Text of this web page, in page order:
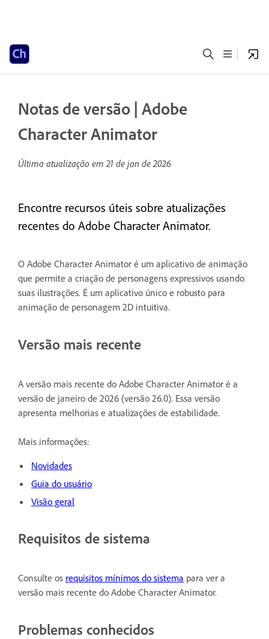
Notas de versão | Adobe
Character Animator
Última atualização em21 de jan de 2026
Encontre recursos úteis sobre atualizações
recentes do Adobe Character Animator.
O Adobe Character Animator é um aplicativo de animação
que permite a criação de personagens expressivos usando
suas ilustrações. É um aplicativo único e robusto para
animação de personagem 2D intuitiva.
Versão mais recente
A versão mais recente do Adobe Character Animator é a
versão de janeiro de 2026 (versão 26.0). Essa versão
apresenta melhorias e atualizações de estabilidade.
Mais informações:
Novidades
Guia do usuário
Visão geral
Requisitos de sistema
Consulte os requisitos mínimos do sistema para ver a
versão mais recente do Adobe Character Animator.
Problemas conhecidos